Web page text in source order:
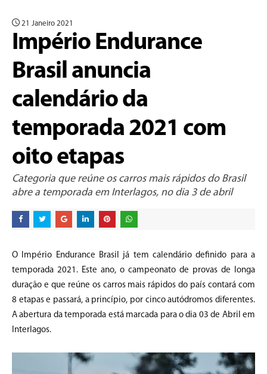
21 Janeiro 2021
Império Endurance
Brasil anuncia
calendário da
temporada 2021 com
oito etapas
Categoria que reúne os carros mais rápidos do Brasil
abre a temporada em Interlagos, no dia 3 de abril
O Império Endurance Brasil já tem calendário definido para a
temporada 2021. Este ano, o campeonato de provas de longa
duração e que reúne os carros mais rápidos do país contará com
8 etapas e passará, a princípio, por cinco autódromos diferentes.
A abertura da temporada está marcada para o dia 03 de Abril em
Interlagos.